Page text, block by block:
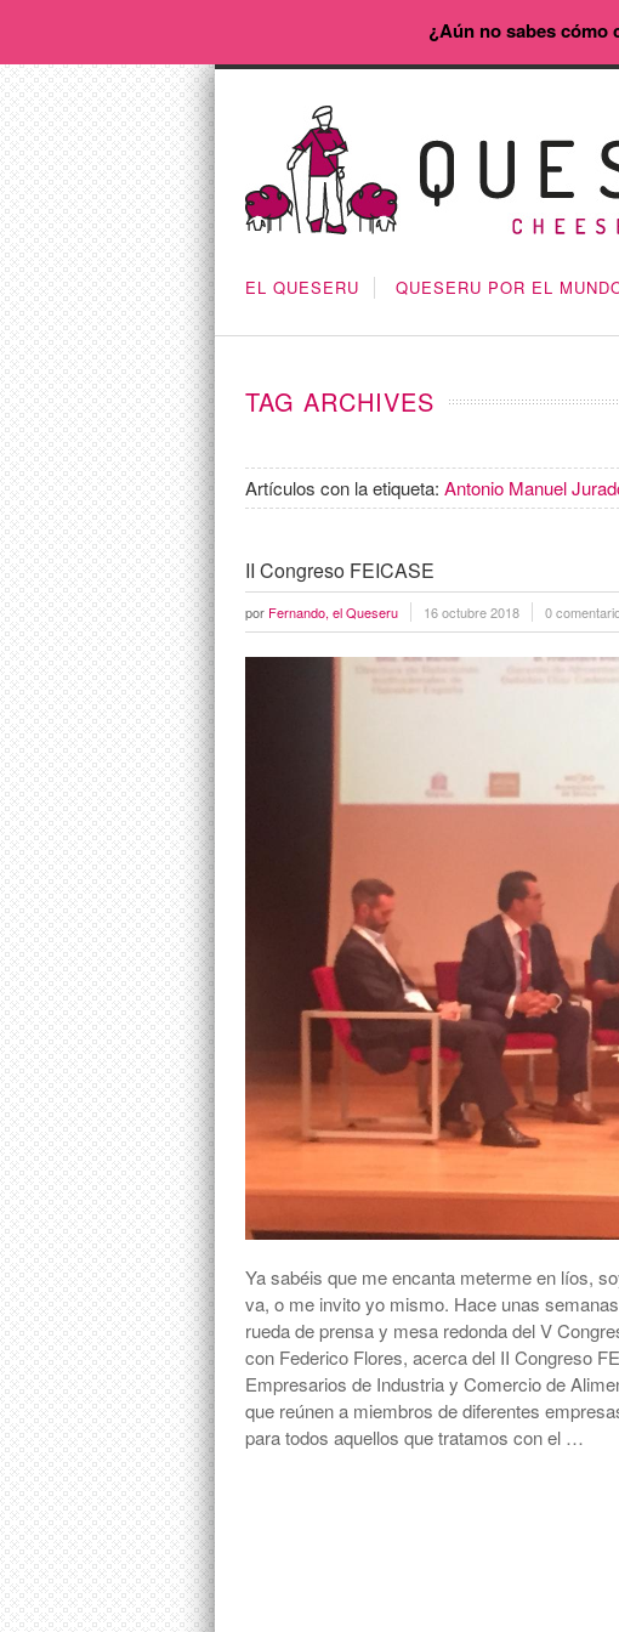
EL QUESERU QUESERU POR EL
TAG ARCHIVES
Artículos con la etiqueta: Antonio Manuel
II Congreso FEICASE
por Fernando, el Queseru 16 octubre 2018 0
Ya sabéis que me encanta meterme en líos,
va, o me invito yo mismo. Hace unas
rueda de prensa y mesa redonda del V
con Federico Flores, acerca del II Congreso
Empresarios de Industria y Comercio de
que reúnen a miembros de diferentes
para todos aquellos que tratamos con el …
¿Aún no sabes cómo